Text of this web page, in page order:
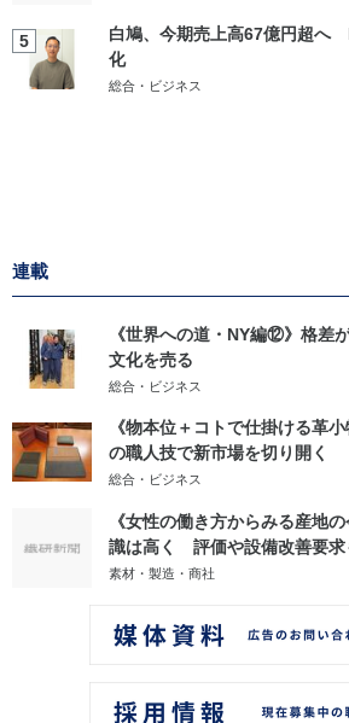
5
白鳩、今期売上高67億円超へ
化
総合・ビジネス
連載
《世界への道・NY編⑫》格差
文化を売る
総合・ビジネス
《物本位＋コトで仕掛ける革
の職人技で新市場を切り開く
総合・ビジネス
《女性の働き方からみる産地
識は高く 評価や設備改善要求
素材・製造・商社